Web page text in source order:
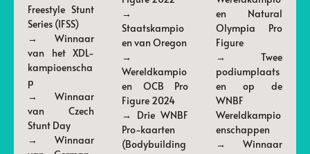
Freestyle Stunt
Series (IFSS)
→ Winnaar
van het XDL-
kampioenscha
p
→ Winnaar
van Czech
Stunt Day
→ Winnaar
→
Staatskampio
en van Oregon
→
Wereldkampio
en OCB Pro
Figure 2024
→ Drie WNBF
Pro-kaarten
(Bodybuilding
en Natural
Olympia Pro
Figure
→ Twee
podiumplaats
en op de
WNBF
Wereldkampio
enschappen
→ Winnaar